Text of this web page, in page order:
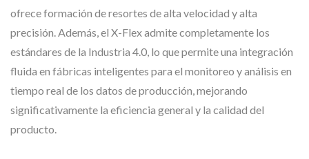
ofrece formación de resortes de alta velocidad y alta
precisión. Además, el X-Flex admite completamente los
estándares de la Industria 4.0, lo que permite una integración
fluida en fábricas inteligentes para el monitoreo y análisis en
tiempo real de los datos de producción, mejorando
significativamente la eficiencia general y la calidad del
producto.